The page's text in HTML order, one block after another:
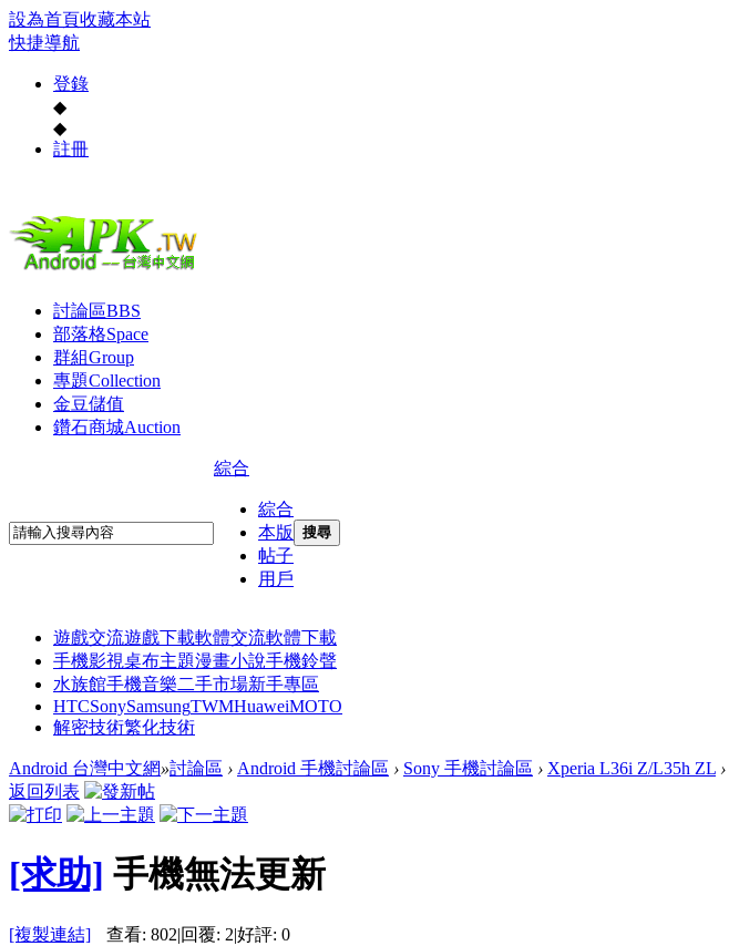
設為首頁收藏本站
快捷導航
登錄
◆
◆
註冊
討論區BBS
部落格Space
群組Group
專題Collection
金豆儲值
鑽石商城Auction
綜合
綜合
本版
帖子
用戶
搜尋
遊戲交流遊戲下載軟體交流軟體下載
手機影視桌布主題漫畫小說手機鈴聲
水族館手機音樂二手市場新手專區
HTCSonySamsungTWMHuaweiMOTO
解密技術繁化技術
Android 台灣中文網»討論區 › Android 手機討論區 › Sony 手機討論區 › Xperia L36i Z/L35h ZL ›
返回列表
[求助] 手機無法更新
[複製連結] 查看: 802|回覆: 2|好評: 0